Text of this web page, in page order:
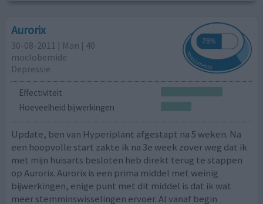
Aurorix
30-08-2011 | Man | 40
moclobemide
Depressie
Effectiviteit
Hoeveelheid bijwerkingen
Update, ben van Hyperiplant afgestapt na 5 weken. Na
een hoopvolle start zakte ik na 3e week zover weg dat ik
met mijn huisarts besloten heb direkt terug te stappen
op Aurorix. Aurorix is een prima middel met weinig
bijwerkingen, enige punt met dit middel is dat ik wat
meer stemminswisselingen ervoer. Al vanaf begin